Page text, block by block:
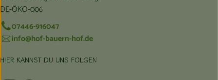
DE-ÖKO-006
07446-916047
info@hof-bauern-hof.de
HIER KANNST DU UNS FOLGEN